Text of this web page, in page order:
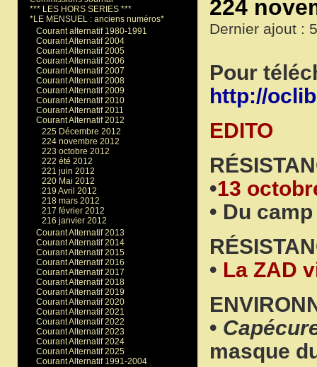
224
Dernier ajout :
Pour
http://
EDITO
•13
• Du
• La ZAD
•
masque
*** LES HORS SERIES ***
*LE MENSUEL : anciens numéros*
Courant alternatif 1980-1991
Courant Alternatif 2004
Courant Alternatif 2005
Courant Alternatif 2006
Courant Alternatif 2007
Courant Alternatif 2008
Courant Alternatif 2009
Courant Alternatif 2010
Courant Alternatif 2011
Courant Alternatif 2012
225 Décembre 2012
224 novembre 2012
223 octobre 2012
222 été 2012
221 juin 2012
220 Mai 2012
219 Avril 2012
218 mars 2012
217 février 2012
216 janvier 2012
Courant Alternatif 2013
Courant Alternatif 2014
Courant Alternatif 2015
Courant Alternatif 2016
Courant Alternatif 2017
Courant Alternatif 2018
Courant Alternatif 2019
Courant Alternatif 2020
Courant Alternatif 2021
Courant Alternatif 2022
Courant Alternatif 2023
Courant Alternatif 2024
Courant Alternatif 2025
Courant Alternatif 1991-2004